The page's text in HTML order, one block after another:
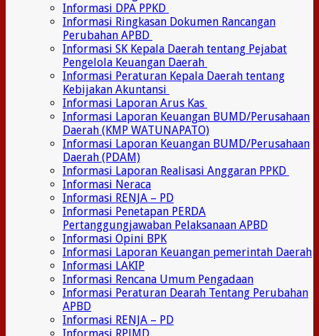
Informasi DPA PPKD
Informasi Ringkasan Dokumen Rancangan
Perubahan APBD
Informasi SK Kepala Daerah tentang Pejabat
Pengelola Keuangan Daerah
Informasi Peraturan Kepala Daerah tentang
Kebijakan Akuntansi
Informasi Laporan Arus Kas
Informasi Laporan Keuangan BUMD/Perusahaan
Daerah (KMP WATUNAPATO)
Informasi Laporan Keuangan BUMD/Perusahaan
Daerah (PDAM)
Informasi Laporan Realisasi Anggaran PPKD
Informasi Neraca
Informasi RENJA – PD
Informasi Penetapan PERDA
Pertanggungjawaban Pelaksanaan APBD
Informasi Opini BPK
Informasi Laporan Keuangan pemerintah Daerah
Informasi LAKIP
Informasi Rencana Umum Pengadaan
Informasi Peraturan Dearah Tentang Perubahan
APBD
Informasi RENJA – PD